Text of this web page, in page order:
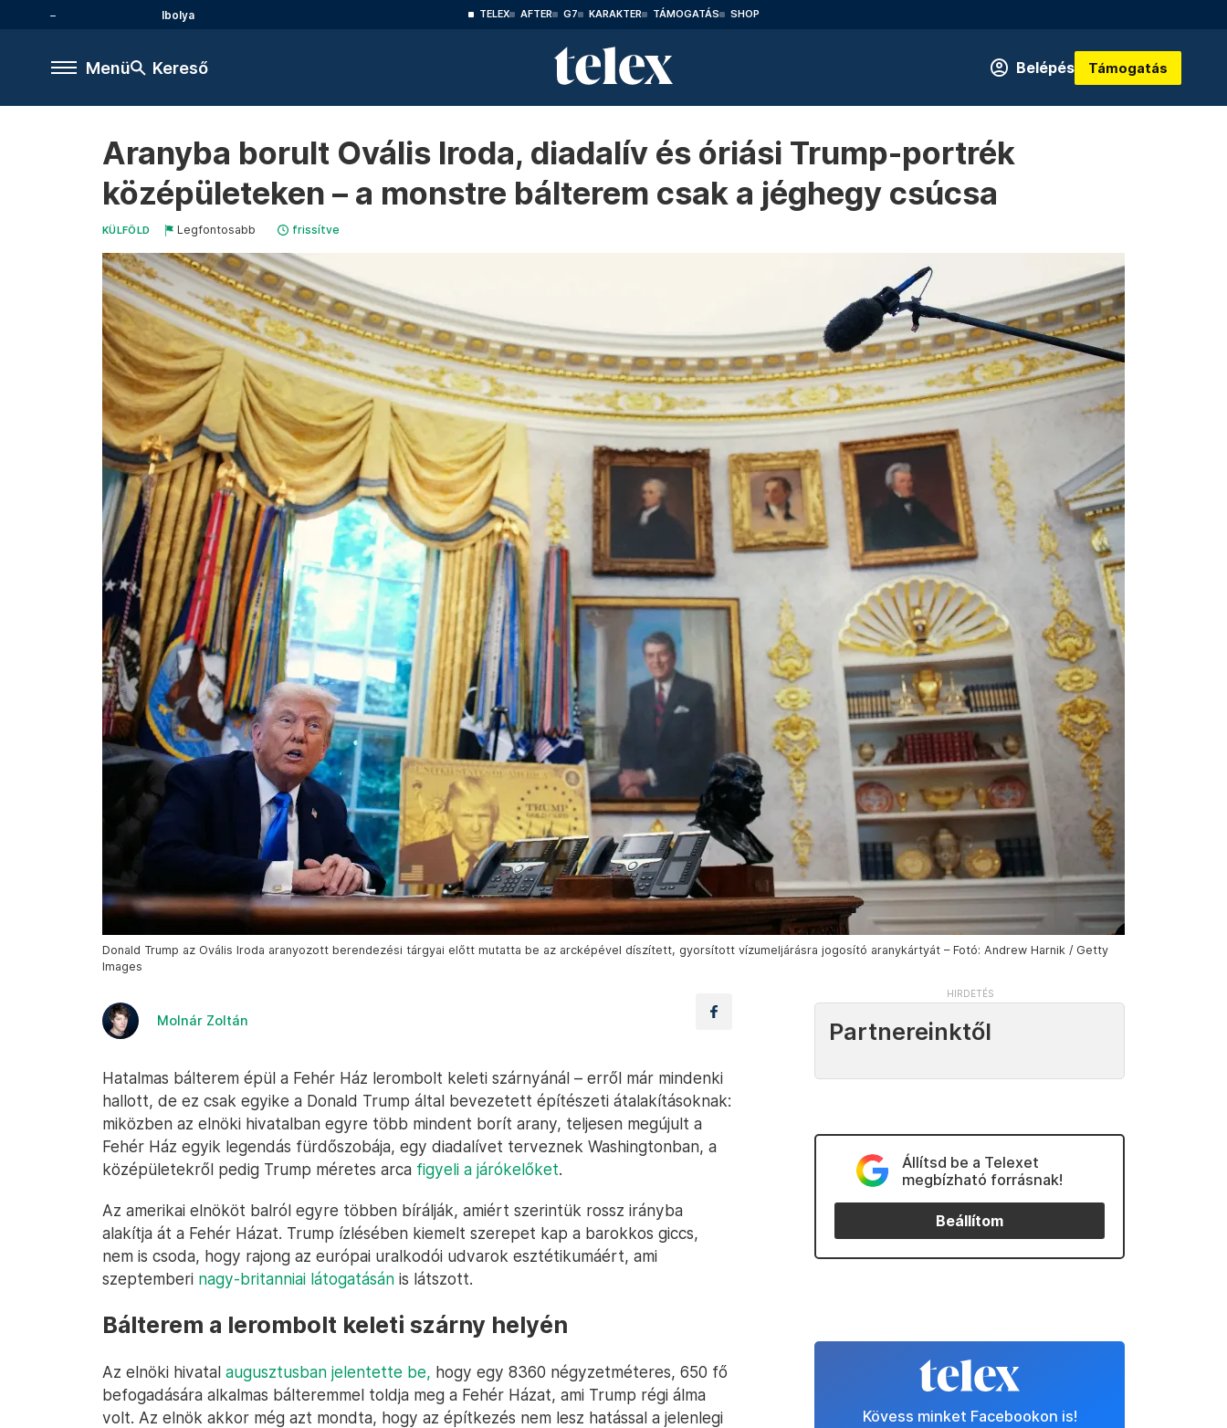
Ibolya TELEX AFTER G7 KARAKTER TÁMOGATÁS SHOP
Menü Kereső Belépés Támogatás
Aranyba borult Ovális Iroda, diadalív és óriási Trump-portrék
középületeken – a monstre bálterem csak a jéghegy csúcsa
KÜLFÖLD Legfontosabb frissítve
Donald Trump az Ovális Iroda aranyozott berendezési tárgyai előtt mutatta be az arcképével díszített, gyorsított vízumeljárásra jogosító aranykártyát – Fotó: Andrew Harnik / Getty
Images
Molnár Zoltán
Hatalmas bálterem épül a Fehér Ház lerombolt keleti szárnyánál – erről már mindenki
hallott, de ez csak egyike a Donald Trump által bevezetett építészeti átalakításoknak:
miközben az elnöki hivatalban egyre több mindent borít arany, teljesen megújult a
Fehér Ház egyik legendás fürdőszobája, egy diadalívet terveznek Washingtonban, a
középületekről pedig Trump méretes arca figyeli a járókelőket.
Az amerikai elnököt balról egyre többen bírálják, amiért szerintük rossz irányba
alakítja át a Fehér Házat. Trump ízlésében kiemelt szerepet kap a barokkos giccs,
nem is csoda, hogy rajong az európai uralkodói udvarok esztétikumáért, ami
szeptemberi nagy-britanniai látogatásán is látszott.
Bálterem a lerombolt keleti szárny helyén
Az elnöki hivatal augusztusban jelentette be, hogy egy 8360 négyzetméteres, 650 fő
befogadására alkalmas bálteremmel toldja meg a Fehér Házat, ami Trump régi álma
volt. Az elnök akkor még azt mondta, hogy az építkezés nem lesz hatással a jelenlegi
Partnereinktől
Állítsd be a Telexet
megbízható forrásnak!
Beállítom
Kövess minket Facebookon is!